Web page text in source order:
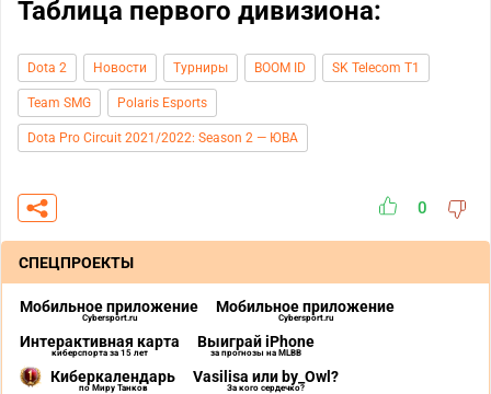
Таблица первого дивизиона:
Dota 2 Новости Турниры BOOM ID SK Telecom T1
Team SMG Polaris Esports
Dota Pro Circuit 2021/2022: Season 2 — ЮВА
0
СПЕЦПРОЕКТЫ
Мобильное приложение
Cybersport.ru
Мобильное приложение
Cybersport.ru
Интерактивная карта
киберспорта за 15 лет
Выиграй iPhone
за прогнозы на MLBB
Киберкалендарь
по Миру Танков
Vasilisa или by_Owl?
За кого сердечко?